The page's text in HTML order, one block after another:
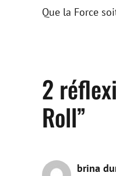
Que la Force
2
Roll”
brina